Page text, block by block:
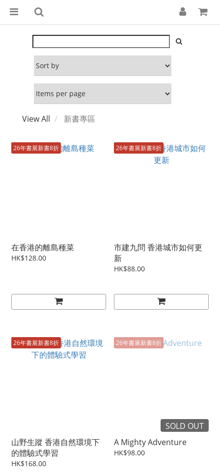
View All 新書專區
26年書展新書8折
在香港的離島種菜
HK$128.00
26年書展新書8折
市建九問 香港城市如何更
新
HK$88.00
26年書展新書8折
山野生蹤 香港自然環境下
的體驗式學習
HK$168.00
26年書展新書8折
SOLD OUT
A Mighty Adventure
HK$98.00